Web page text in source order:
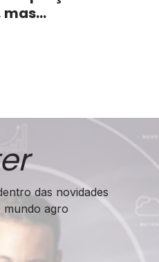
mas
das novidades
mundo agro